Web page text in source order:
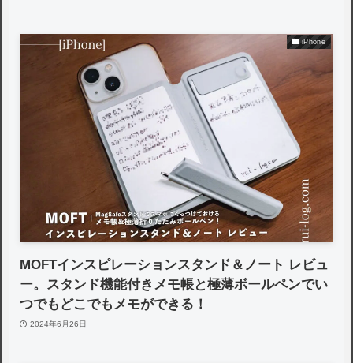
iPhone
MOFTインスピレーションスタンド＆ノート レビュ
ー。スタンド機能付きメモ帳と極薄ボールペンでい
つでもどこでもメモができる！
2024年6月26日